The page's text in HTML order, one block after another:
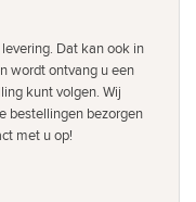
Dat kan ook in
wordt ontvang u een
kunt volgen. Wij
bestellingen bezorgen
met u op!